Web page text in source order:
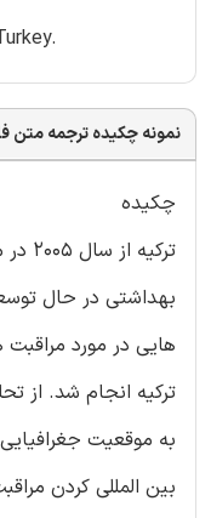
نمونه چکیده ترجمه متن
چکیده
بهداشتی در حال
به موقعیت
بین المللی کردن